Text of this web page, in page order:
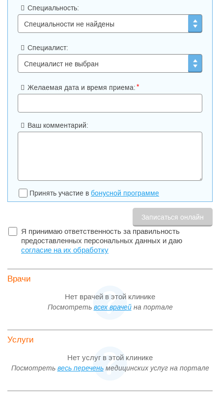
Специальность:
Специалист:
Желаемая дата и время приема:*
Ваш комментарий:
Принять участие в бонусной программе
Я принимаю ответственность за правильность
предоставленных персональных данных и даю
согласие на их обработку
Врачи
Нет врачей в этой клинике
Посмотреть всех врачейна портале
Услуги
Нет услуг в этой клинике
Посмотреть весь переченьмедицинских услуг на портале